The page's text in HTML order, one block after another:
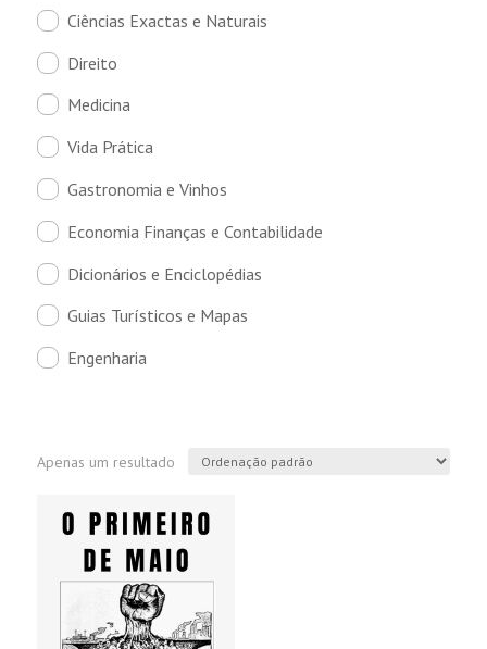
Ciências Exactas e Naturais
Direito
Medicina
Vida Prática
Gastronomia e Vinhos
Economia Finanças e Contabilidade
Dicionários e Enciclopédias
Guias Turísticos e Mapas
Engenharia
Apenas um resultado